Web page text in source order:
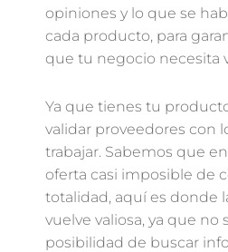
opiniones y lo que se
cada producto, para
que tu negocio necesita
Ya que tienes tu
validar proveedores con
trabajar. Sabemos que
oferta casi imposible de
totalidad, aquí es donde
vuelve valiosa, ya que no
posibilidad de buscar